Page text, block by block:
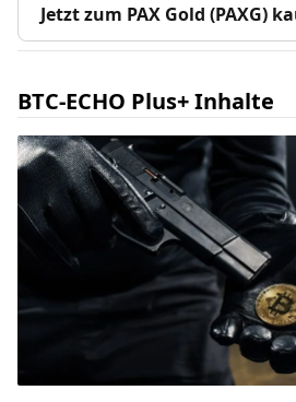
Jetzt zum PAX Gold (PAXG)
BTC-ECHO Plus+ Inhalte